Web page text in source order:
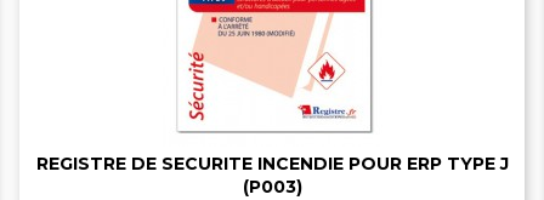


REGISTRE DE SECURITE INCENDIE POUR ERP TYPE J
(P003)